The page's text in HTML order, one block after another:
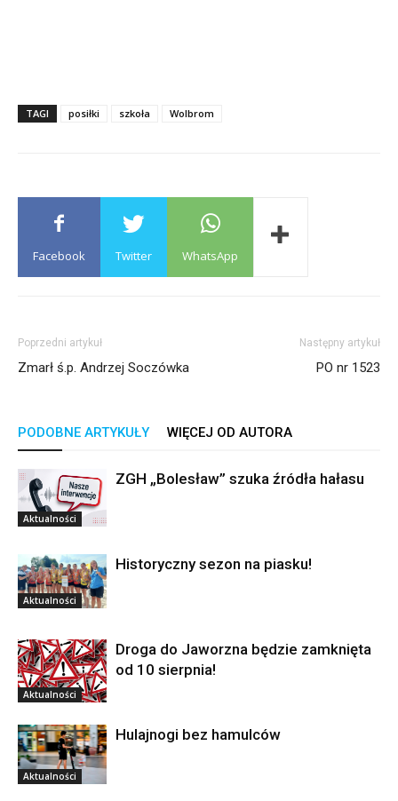
TAGI posiłki szkoła Wolbrom
Facebook Twitter WhatsApp
Poprzedni artykuł
Zmarł ś.p. Andrzej Soczówka
Następny artykuł
PO nr 1523
PODOBNE ARTYKUŁY WIĘCEJ OD AUTORA
Aktualności
ZGH „Bolesław” szuka źródła hałasu
Aktualności
Historyczny sezon na piasku!
Aktualności
Droga do Jaworzna będzie zamknięta
od 10 sierpnia!
Aktualności
Hulajnogi bez hamulców